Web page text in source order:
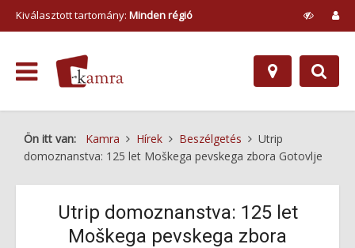
Kiválasztott tartomány: Minden régió
Ön itt van: Kamra Hírek Beszélgetés
Utrip
domoznanstva: 125 let Moškega pevskega zbora Gotovlje
Utrip domoznanstva: 125 let
Moškega pevskega zbora